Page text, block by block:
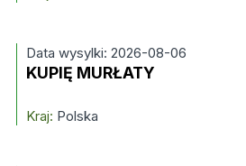
Data wysylki: 2026-08-06
KUPIĘ MURŁATY
Kraj: Polska